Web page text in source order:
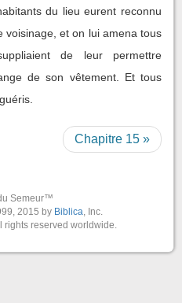
du lieu eurent reconnu
voisinage, et on lui amena tous
de leur permettre
de son vêtement. Et tous
Chapitre 15 »
Semeur™
2015 by Biblica, Inc.
rights reserved worldwide.